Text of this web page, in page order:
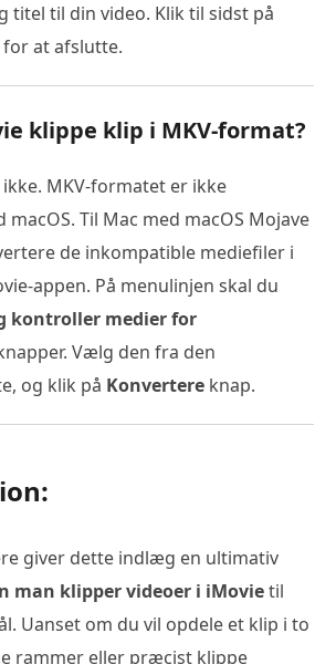
titel til din video. Klik til sidst på
at afslutte.
klippe klip i MKV-format?
MKV-formatet er ikke
Til Mac med macOS Mojave
de inkompatible mediefiler i
appen. På menulinjen skal du
kontroller medier for
Vælg den fra den
og klik på Konvertere knap.
giver dette indlæg en ultimativ
man klipper videoer i iMovietil
Uanset om du vil opdele et klip i to
rammer eller præcist klippe